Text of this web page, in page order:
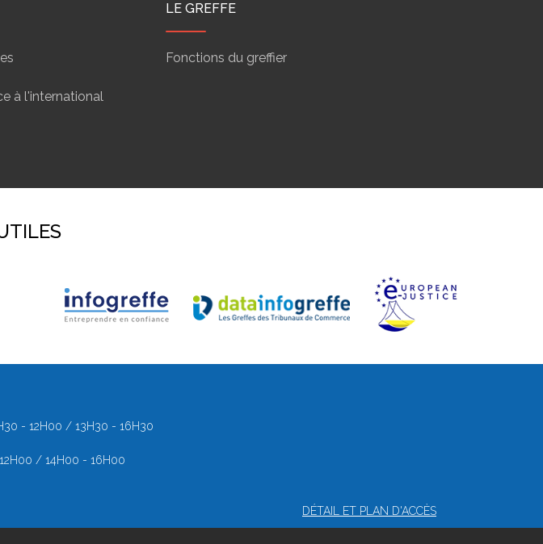
à l'international
LE GREFFE
Fonctions du greffier
- 12H00 / 13H30 - 16H30
/ 14H00 - 16H00
DÉTAIL ET PLAN D'ACCÈS